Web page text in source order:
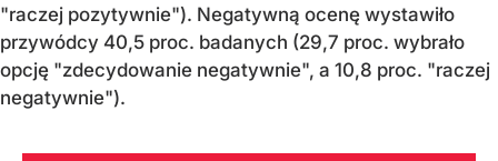
"raczej pozytywnie"). Negatywną ocenę wystawiło
przywódcy 40,5 proc. badanych (29,7 proc. wybrało
opcję "zdecydowanie negatywnie", a 10,8 proc. "raczej
negatywnie").